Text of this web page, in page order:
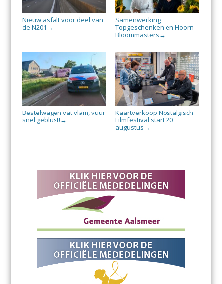
Nieuw asfalt voor deel van
de N201 →
Samenwerking
Topgeschenken en Hoorn
Bloommasters →
Bestelwagen vat vlam, vuur
snel geblust! →
Kaartverkoop Nostalgisch
Filmfestival start 20
augustus →